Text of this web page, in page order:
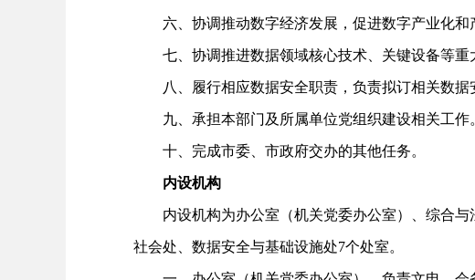
六、协调推动数字经济发展，促进数字产业化和
七、协调推进数据领域核心技术、关键设备等重
八、履行相应数据安全职责，负责拟订相关数据
九、承担本部门及所属单位党组织建设相关工作
十、完成市委、市政府交办的其他任务。
内设机构
内设机构为办公室（机关党委办公室）、综合与
社会处、数据安全与基础设施处7个处室。